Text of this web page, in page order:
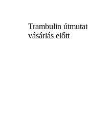
Trambulin
vásárlás előtt